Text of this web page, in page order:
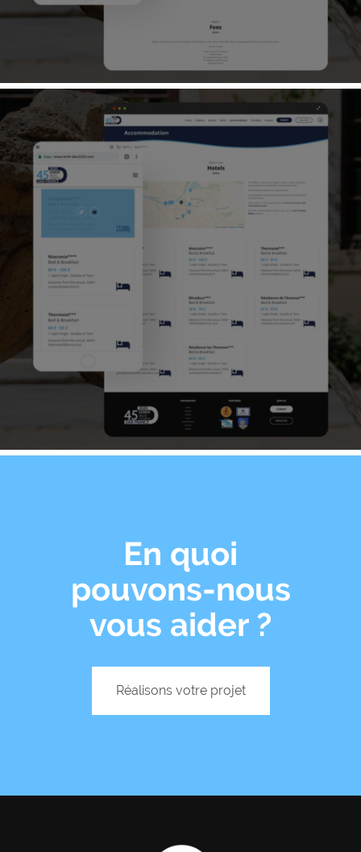
En quoi
pouvons-nous
vous aider ?
Réalisons votre projet